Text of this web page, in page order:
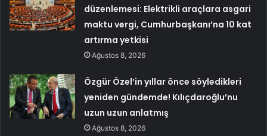
düzenlemesi: Elektrikli araçlara asgari
maktu vergi, Cumhurbaşkanı’na 10 kat
artırma yetkisi
Ağustos 8, 2026
Özgür Özel’in yıllar önce söyledikleri
yeniden gündemde! Kılıçdaroğlu’nu
uzun uzun anlatmış
Ağustos 8, 2026